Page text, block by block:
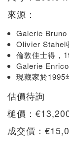
來源：
Galerie
Olivier Stahel
倫敦佳士得，
Galerie
現藏家於1995
估價待詢
槌價：
成交價：